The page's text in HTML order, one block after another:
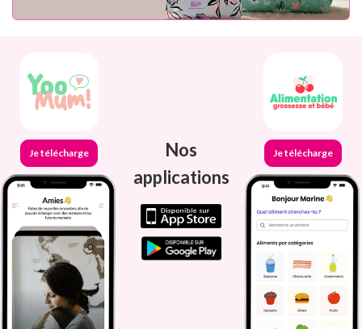
Je télécharge
Nos
applications
Je télécharge